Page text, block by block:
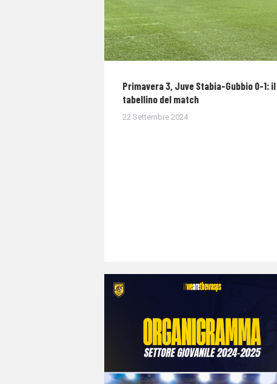
Primavera 3, Juve Stabia-Gubbio 0-1: il
tabellino del match
22 Settembre 2024